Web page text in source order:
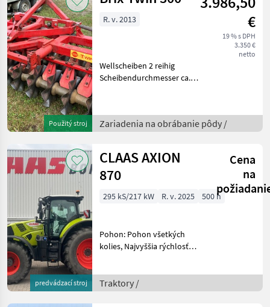
Použitý stroj
€
19 % s DPH
3.350 €
netto
R. v. 2013
Wellscheiben 2 reihig
Scheibendurchmesser ca.
Fangarme Čelovo
postranný zhutnovací
Zariadenia na obrábanie pôdy /
predvádzací stroj
CLAAS AXION
870
Cena
na
295 kS/217 kW R. v. 2025 500 h
Pohon: Pohon všetkých
kolies, Najvyššia rýchlosť
540/750/1000 Traktory
Tradičný traktor
Traktory /